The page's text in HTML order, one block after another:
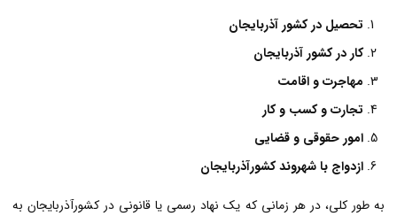
تحصیل در کشور آذربایجان
کار در کشور آذربایجان
مهاجرت و اقامت
تجارت و کسب و کار
امور حقوقی و قضایی
ازدواج با شهروند کشورآذربایجان
به طور کلی، در هر زمانی که یک نهاد رسمی یا قانونی در کشورآذربایجان به